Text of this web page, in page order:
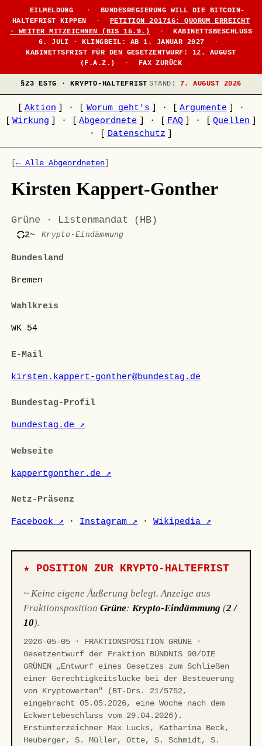
EILMELDUNG ·
BUNDESREGIERUNG WILL DIE BITCOIN-
HALTEFRIST KIPPEN
·
PETITION 201716: QUORUM ERREICHT
· WEITER MITZEICHNEN (BIS 15.9.)
·
KABINETTSBESCHLUSS
6. JULI · KLINGBEIL: AB 1. JANUAR 2027
·
KABINETTSFRIST FÜR DEN GESETZENTWURF: 12. AUGUST
(F.A.Z.)
· FAX ZURÜCK
§23 ESTG · KRYPTO-HALTEFRIST STAND: 7. AUGUST 2026
Aktion · Worum geht's · Argumente
·
Wirkung · Abgeordnete · FAQ · Quellen
·
Datenschutz
[← Alle Abgeordneten]
Kirsten Kappert-Gonther
Grüne · Listenmandat (HB)
2~ Krypto-Eindämmung
Bundesland
Bremen
Wahlkreis
WK 54
E-Mail
kirsten.kappert-gonther@bundestag.de
Bundestag-Profil
bundestag.de ↗
Webseite
kappertgonther.de ↗
Netz-Präsenz
Facebook ↗ · Instagram ↗ ·Wikipedia ↗
★ POSITION ZUR KRYPTO-HALTEFRIST
~ Keine eigene Äußerung belegt. Anzeige aus
FraktionspositionGrüne:Krypto-Eindämmung (2 /
10).
2026-05-05 · FRAKTIONSPOSITION GRÜNE ·
Gesetzentwurf der Fraktion BÜNDNIS 90/DIE
GRÜNEN „Entwurf eines Gesetzes zum Schließen
einer Gerechtigkeitslücke bei der Besteuerung
von Kryptowerten" (BT-Drs. 21/5752,
eingebracht 05.05.2026, eine Woche nach dem
Eckwertebeschluss vom 29.04.2026).
Erstunterzeichner Max Lucks, Katharina Beck,
Heuberger, S. Müller, Otte, S. Schmidt, S.